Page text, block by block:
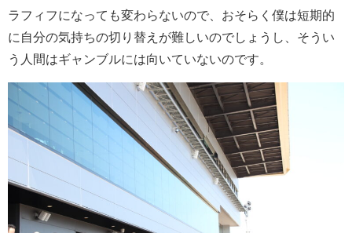
ラフィフになっても変わらないので、おそらく僕は短期的
に自分の気持ちの切り替えが難しいのでしょうし、そうい
う人間はギャンブルには向いていないのです。